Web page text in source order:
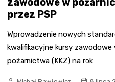
zawodowe w
przez PSP
Wprowadzenie nowych
kwalifikacyjne kursy
pożarnictwa (KKZ) na rok